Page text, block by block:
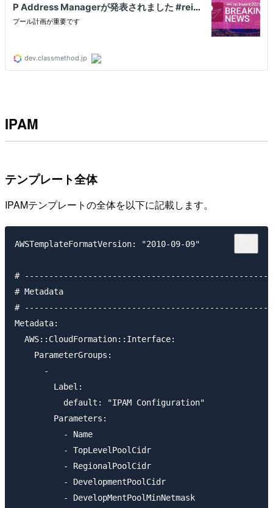
IPAM
テンプレート全体
IPAMテンプレートの全体を以下に記載します。
AWSTemplateFormatVersion: "2010-09-09"
#
# Metadata
#
Metadata:
  AWS::CloudFormation::Interface:
    ParameterGroups:
      -
        Label:
          default: "IPAM Configuration"
        Parameters:
          - Name
          - TopLevelPoolCidr
          - RegionalPoolCidr
          - DevelopmentPoolCidr
          - DevelopMentPoolMinNetmask